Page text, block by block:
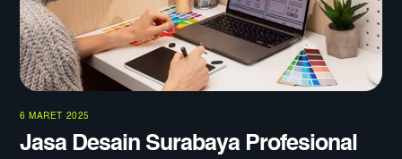
6 MARET 2025
Jasa Desain Surabaya Profesional